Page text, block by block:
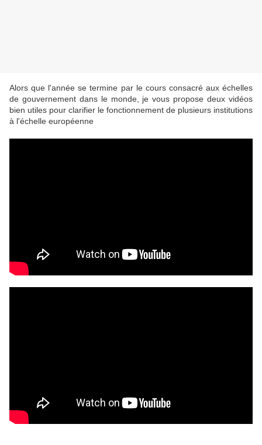
Alors que l'année se termine par le cours consacré aux échelles
de gouvernement dans le monde, je vous propose deux vidéos
bien utiles pour clarifier le fonctionnement de plusieurs institutions
à l'échelle européenne